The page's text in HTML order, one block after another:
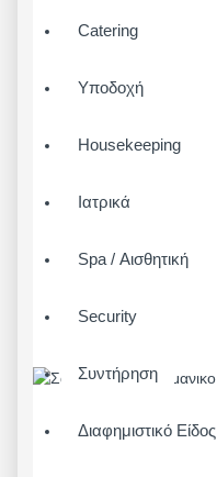
Catering
Υποδοχή
Housekeeping
Ιατρικά
Spa / Αισθητική
Security
Συντήρηση
Διαφημιστικό Είδος